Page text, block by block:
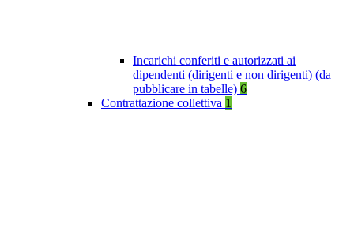
Incarichi conferiti e autorizzati ai
dipendenti (dirigenti e non dirigenti) (da
pubblicare in tabelle) 6
Contrattazione collettiva 1